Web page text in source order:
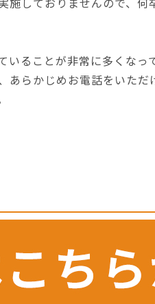
ることが非常に多くなっ
らかじめお電話をいただ